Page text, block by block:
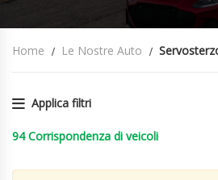
Home Le Nostre Auto
Applica filtri
94 Corrispondenza di veicoli